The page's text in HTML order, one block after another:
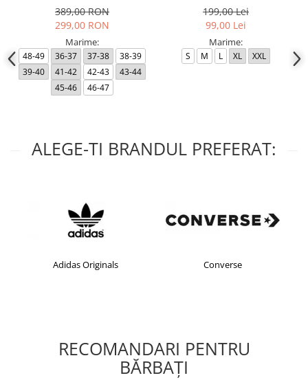
389,00 RON
299,00 RON
Marime:
48-49 36-37 37-38
38-39
39-40
41-42 42-43
43-44
45-46
46-47
199,00 Lei
99,00 Lei
Marime:
S M L XL XXL
ALEGE-TI BRANDUL PREFERAT:
Adidas Originals Converse
RECOMANDARI PENTRU
BĂRBAŢI